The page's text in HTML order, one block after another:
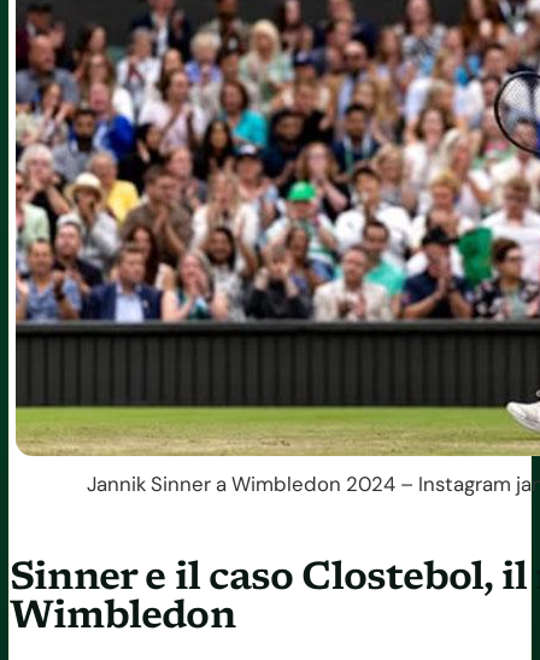
Jannik Sinner a Wimbledon 2024 – Instagram
Sinner e il caso Clostebol, il
Wimbledon